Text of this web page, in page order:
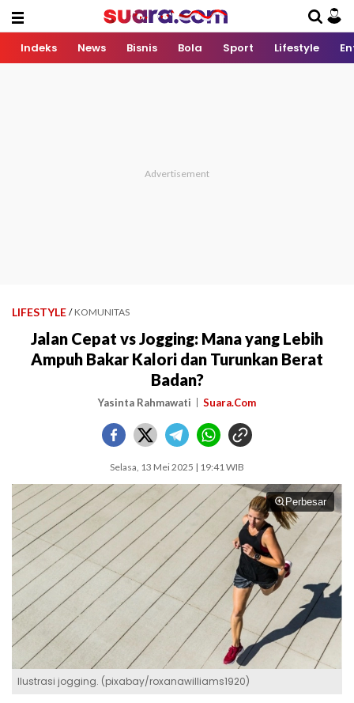
Indeks News Bisnis Bola Sport Lifestyle
LIFESTYLE / KOMUNITAS
Jalan Cepat vs Jogging: Mana yang Lebih
Ampuh Bakar Kalori dan Turunkan Berat
Badan?
Yasinta Rahmawati Suara.Com
Selasa, 13 Mei 2025 | 19:41 WIB
Perbesar
Ilustrasi jogging. (pixabay/roxanawilliams1920)